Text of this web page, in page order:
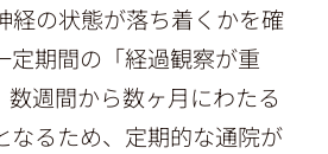
経の状態が落ち着くかを確
定期間の「経過観察が重
数週間から数ヶ月にわたる
なるため、定期的な通院が